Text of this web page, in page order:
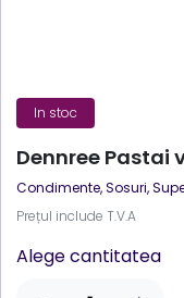
In stoc
Dennree Pastai
Condimente, Sosuri,
Prețul include T.V.A
Alege cantitatea